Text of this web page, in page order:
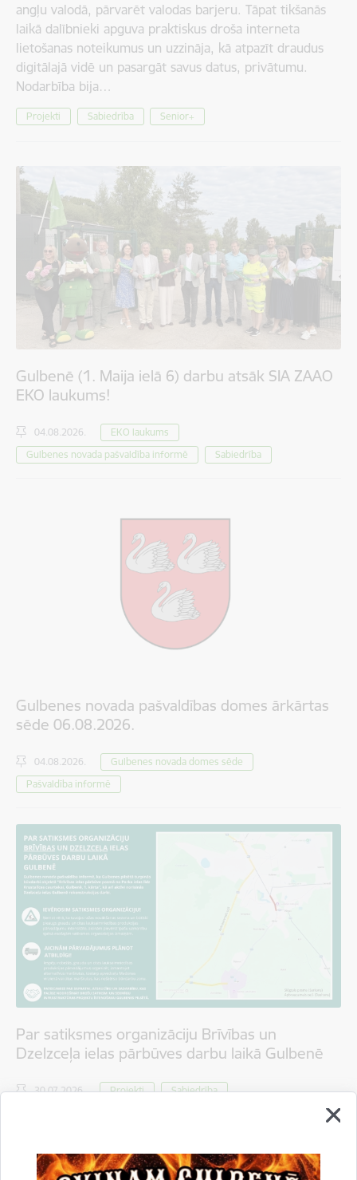
angļu valodā, pārvarēt valodas barjeru. Tāpat tikšanās
laikā dalībnieki apguva praktiskus droša interneta
lietošanas noteikumus un uzzināja, kā atpazīt draudus
digitālajā vidē un pasargāt savus datus, privātumu.
Nodarbība bija…
Projekti Sabiedrība Senior+
Gulbenē (1. Maija ielā 6) darbu atsāk SIA ZAAO
EKO laukums!
04.08.2026.
EKO laukums
Gulbenes novada pašvaldība informē
Sabiedrība
Gulbenes novada pašvaldības domes ārkārtas
sēde 06.08.2026.
04.08.2026.
Gulbenes novada domes sēde
Pašvaldība informē
Par satiksmes organizāciju Brīvības un
Dzelzceļa ielas pārbūves darbu laikā Gulbenē
30.07.2026. Projekti
Sabiedrība